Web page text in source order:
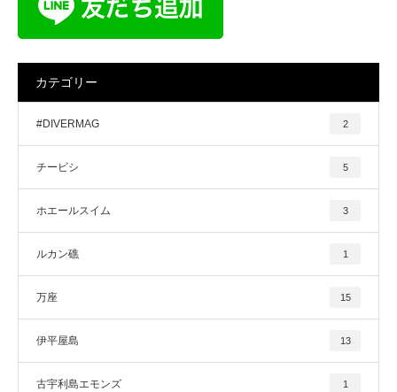
カテゴリー
#DIVERMAG 2
チービシ 5
ホエールスイム 3
ルカン礁 1
万座 15
伊平屋島 13
古宇利島エモンズ 1